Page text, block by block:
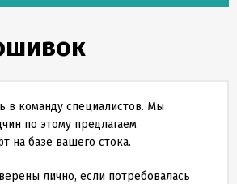
в команду специалистов. Мы
по этому предлагаем
на базе вашего стока.
лично, если потребовалась